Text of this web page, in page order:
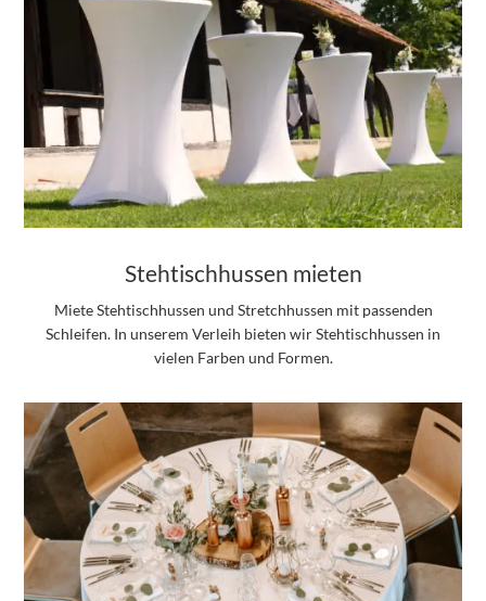
Stehtischhussen mieten
Miete Stehtischhussen und Stretchhussen mit passenden
Schleifen. In unserem Verleih bieten wir Stehtischhussen in
vielen Farben und Formen.